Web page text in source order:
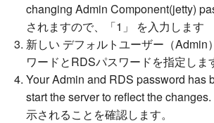
changing Admin Component(jetty)
されますので、「1」 を入力します
新しい デフォルトユーザー（Admin
ワードとRDSパスワードを指定しま
Your Admin and RDS password has
start the server to reflect the
示されることを確認します。